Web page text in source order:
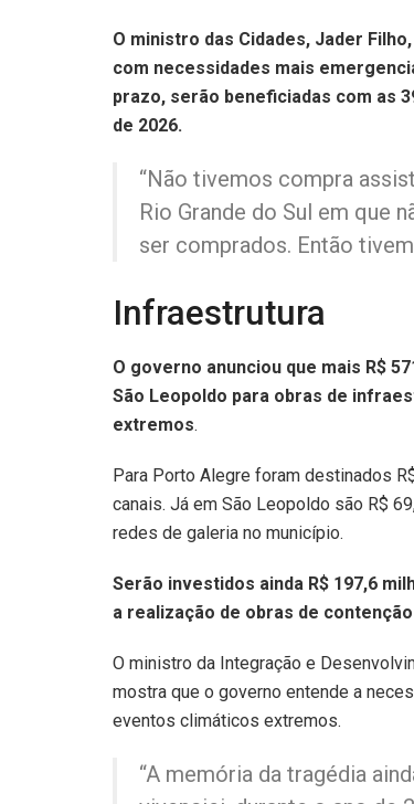
O ministro das Cidades, Jader
com necessidades mais
prazo, serão beneficiadas com as
de 2026.
“Não tivemos compra
Rio Grande do Sul em que
ser comprados. Então
Infraestrutura
O governo anunciou que mais R$
São Leopoldo para obras de
extremos.
Para Porto Alegre foram destinados
canais. Já em São Leopoldo são R$
redes de galeria no município.
Serão investidos ainda R$ 197,6
a realização de obras de
O ministro da Integração e
mostra que o governo entende a
eventos climáticos extremos.
“A memória da tragédia